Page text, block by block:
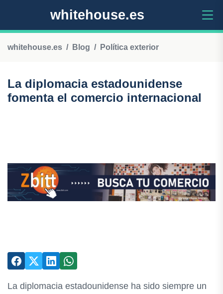
whitehouse.es
whitehouse.es Blog Política exterior
La diplomacia estadounidense
fomenta el comercio internacional
La diplomacia estadounidense ha sido siempre un